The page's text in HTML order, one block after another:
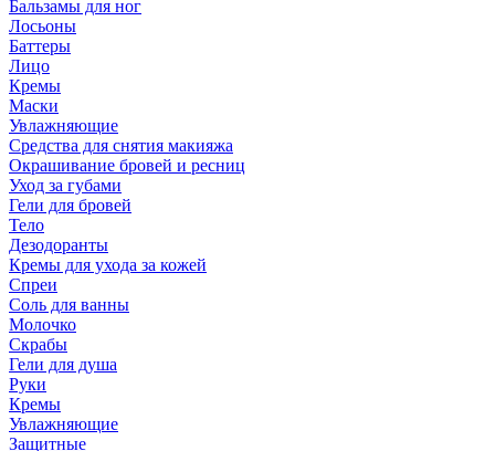
Бальзамы для ног
Лосьоны
Баттеры
Лицо
Кремы
Маски
Увлажняющие
Средства для снятия макияжа
Окрашивание бровей и ресниц
Уход за губами
Гели для бровей
Тело
Дезодоранты
Кремы для ухода за кожей
Спреи
Соль для ванны
Молочко
Скрабы
Гели для душа
Руки
Кремы
Увлажняющие
Защитные